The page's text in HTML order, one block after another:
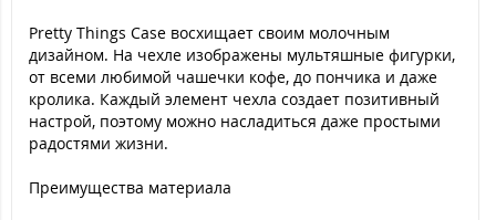
Pretty Things Case восхищает своим молочным
дизайном. На чехле изображены мультяшные фигурки,
от всеми любимой чашечки кофе, до пончика и даже
кролика. Каждый элемент чехла создает позитивный
настрой, поэтому можно насладиться даже простыми
радостями жизни.
Преимущества материала